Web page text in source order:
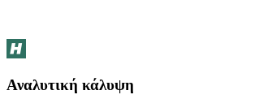
Αναλυτική κάλυψη